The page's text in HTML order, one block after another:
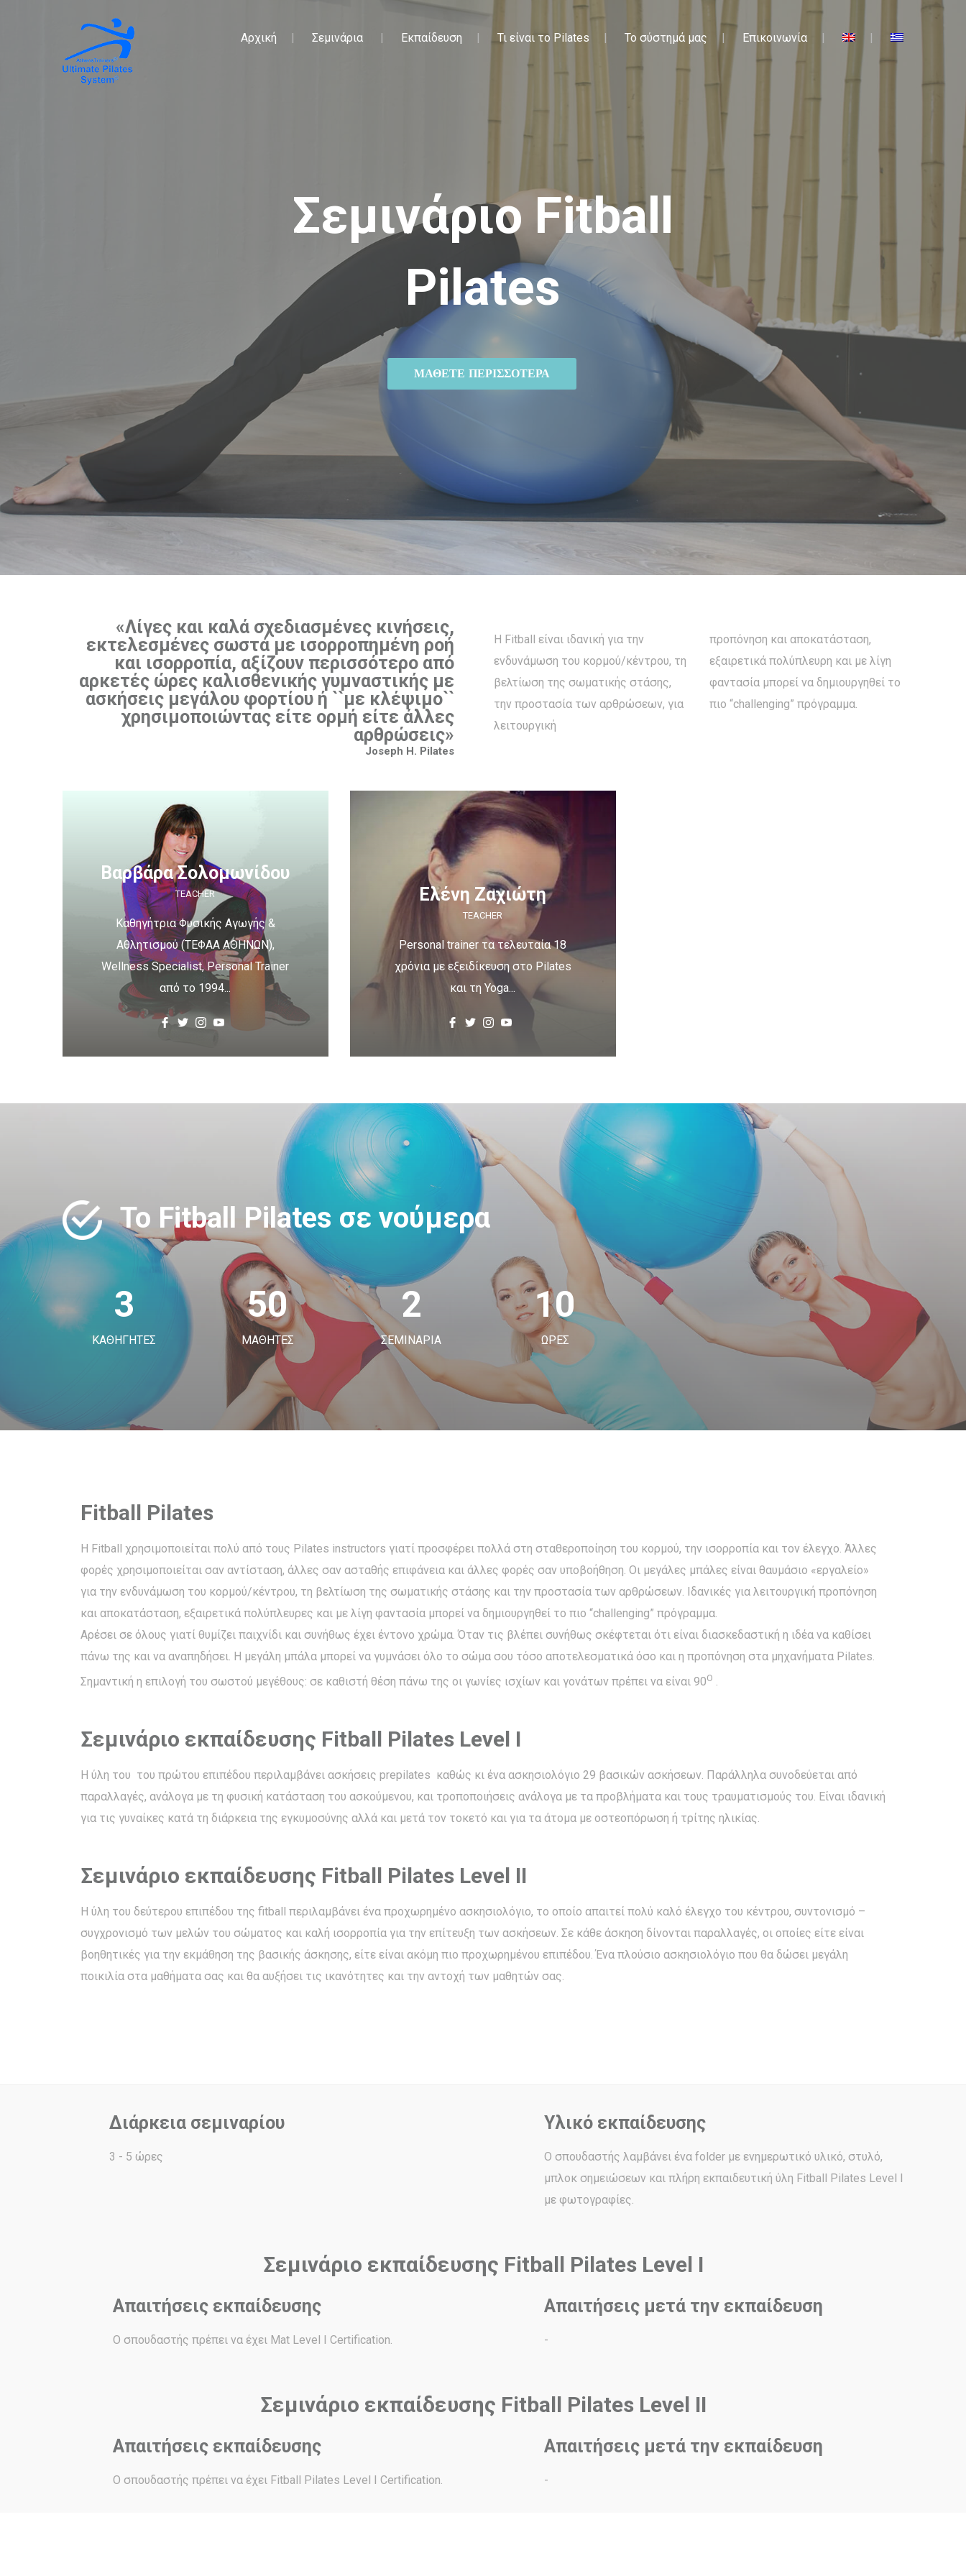
Αρχική Σεμινάρια Εκπαίδευση Τι είναι το Pilates Το σύστημά μας Επικοινωνία
Σεμινάριο Fitball
Pilates
ΜΑΘΕΤΕ ΠΕΡΙΣΣΟΤΕΡΑ
«Λίγες και καλά σχεδιασμένες κινήσεις,
εκτελεσμένες σωστά με ισορροπημένη ροή
και ισορροπία, αξίζουν περισσότερο από
αρκετές ώρες καλισθενικής γυμναστικής με
ασκήσεις μεγάλου φορτίου ή ``με κλέψιμο``
χρησιμοποιώντας είτε ορμή είτε άλλες
αρθρώσεις»
Joseph H. Pilates
Η Fitball είναι ιδανική για την
ενδυνάμωση του κορμού/κέντρου, τη
βελτίωση της σωματικής στάσης,
την προστασία των αρθρώσεων, για
λειτουργική
προπόνηση και αποκατάσταση,
εξαιρετικά πολύπλευρη και με λίγη
φαντασία μπορεί να δημιουργηθεί το
πιο “challenging” πρόγραμμα.
Βαρβάρα Σολομωνίδου
TEACHER
Καθηγήτρια Φυσικής Αγωγής &
Αθλητισμού (ΤΕΦΑΑ ΑΘΗΝΩΝ),
Wellness Specialist, Personal Trainer
από το 1994...
Ελένη Ζαχιώτη
TEACHER
Personal trainer τα τελευταία 18
χρόνια με εξειδίκευση στο Pilates
και τη Yoga...
Το Fitball Pilates σε νούμερα
3
ΚΑΘΗΓΗΤΕΣ
50
ΜΑΘΗΤΕΣ
2
ΣΕΜΙΝΑΡΙΑ
10
ΩΡΕΣ
Fitball Pilates
H Fitball χρησιμοποιείται πολύ από τους Pilates instructors γιατί προσφέρει πολλά στη σταθεροποίηση του κορμού, την ισορροπία και τον έλεγχο. Άλλες
φορές χρησιμοποιείται σαν αντίσταση, άλλες σαν ασταθής επιφάνεια και άλλες φορές σαν υποβοήθηση. Οι μεγάλες μπάλες είναι θαυμάσιο «εργαλείο»
για την ενδυνάμωση του κορμού/κέντρου, τη βελτίωση της σωματικής στάσης και την προστασία των αρθρώσεων. Ιδανικές για λειτουργική προπόνηση
και αποκατάσταση, εξαιρετικά πολύπλευρες και με λίγη φαντασία μπορεί να δημιουργηθεί το πιο “challenging” πρόγραμμα.
Αρέσει σε όλους γιατί θυμίζει παιχνίδι και συνήθως έχει έντονο χρώμα. Όταν τις βλέπει συνήθως σκέφτεται ότι είναι διασκεδαστική η ιδέα να καθίσει
πάνω της και να αναπηδήσει. Η μεγάλη μπάλα μπορεί να γυμνάσει όλο το σώμα σου τόσο αποτελεσματικά όσο και η προπόνηση στα μηχανήματα Pilates.
Σημαντική η επιλογή του σωστού μεγέθους: σε καθιστή θέση πάνω της οι γωνίες ισχίων και γονάτων πρέπει να είναι 90Ο .
Σεμινάριο εκπαίδευσης Fitball Pilates Level I
Η ύλη του του πρώτου επιπέδου περιλαμβάνει ασκήσεις prepilates καθώς κι ένα ασκησιολόγιο 29 βασικών ασκήσεων. Παράλληλα συνοδεύεται από
παραλλαγές, ανάλογα με τη φυσική κατάσταση του ασκούμενου, και τροποποιήσεις ανάλογα με τα προβλήματα και τους τραυματισμούς του. Είναι ιδανική
για τις γυναίκες κατά τη διάρκεια της εγκυμοσύνης αλλά και μετά τον τοκετό και για τα άτομα με οστεοπόρωση ή τρίτης ηλικίας.
Σεμινάριο εκπαίδευσης Fitball Pilates Level IΙ
Η ύλη του δεύτερου επιπέδου της fitball περιλαμβάνει ένα προχωρημένο ασκησιολόγιο, το οποίο απαιτεί πολύ καλό έλεγχο του κέντρου, συντονισμό –
συγχρονισμό των μελών του σώματος και καλή ισορροπία για την επίτευξη των ασκήσεων. Σε κάθε άσκηση δίνονται παραλλαγές, οι οποίες είτε είναι
βοηθητικές για την εκμάθηση της βασικής άσκησης, είτε είναι ακόμη πιο προχωρημένου επιπέδου. Ένα πλούσιο ασκησιολόγιο που θα δώσει μεγάλη
ποικιλία στα μαθήματα σας και θα αυξήσει τις ικανότητες και την αντοχή των μαθητών σας.
Διάρκεια σεμιναρίου
3 - 5 ώρες
Υλικό εκπαίδευσης
Ο σπουδαστής λαμβάνει ένα folder με ενημερωτικό υλικό, στυλό,
μπλοκ σημειώσεων και πλήρη εκπαιδευτική ύλη Fitball Pilates Level I
με φωτογραφίες.
Σεμινάριο εκπαίδευσης Fitball Pilates Level I
Απαιτήσεις εκπαίδευσης
Ο σπουδαστής πρέπει να έχει Mat Level I Certification.
Απαιτήσεις μετά την εκπαίδευση
-
Σεμινάριο εκπαίδευσης Fitball Pilates Level IΙ
Απαιτήσεις εκπαίδευσης
Ο σπουδαστής πρέπει να έχει Fitball Pilates Level I Certification.
Απαιτήσεις μετά την εκπαίδευση
-